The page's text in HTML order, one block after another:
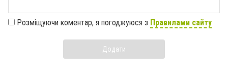
Розміщуючи коментар, я погоджуюся з Правилами сайту
Додати